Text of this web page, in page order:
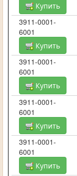
Купить
3911-0001-
6001
Купить
3911-0001-
6001
Купить
3911-0001-
6001
Купить
3911-0001-
6001
Купить